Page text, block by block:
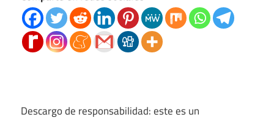
Descargo de responsabilidad: este es un